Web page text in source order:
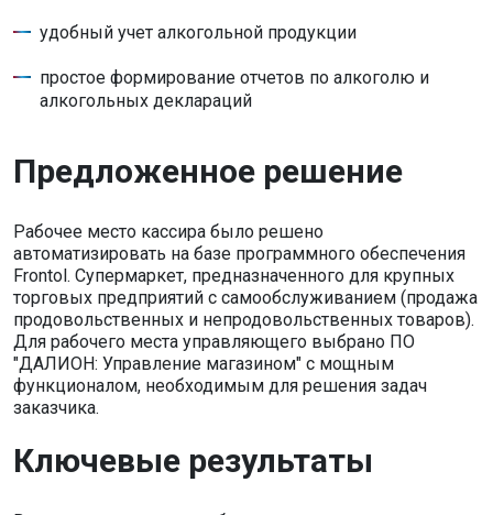
удобный учет алкогольной продукции
простое формирование отчетов по алкоголю и
алкогольных деклараций
Предложенное решение
Рабочее место кассира было решено
автоматизировать на базе программного обеспечения
Frontol. Супермаркет, предназначенного для крупных
торговых предприятий с самообслуживанием (продажа
продовольственных и непродовольственных товаров).
Для рабочего места управляющего выбрано ПО
"ДАЛИОН: Управление магазином" с мощным
функционалом, необходимым для решения задач
заказчика.
Ключевые результаты